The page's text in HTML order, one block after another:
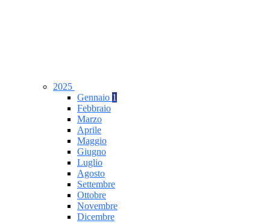
2025
Gennaio 1
Febbraio
Marzo
Aprile
Maggio
Giugno
Luglio
Agosto
Settembre
Ottobre
Novembre
Dicembre